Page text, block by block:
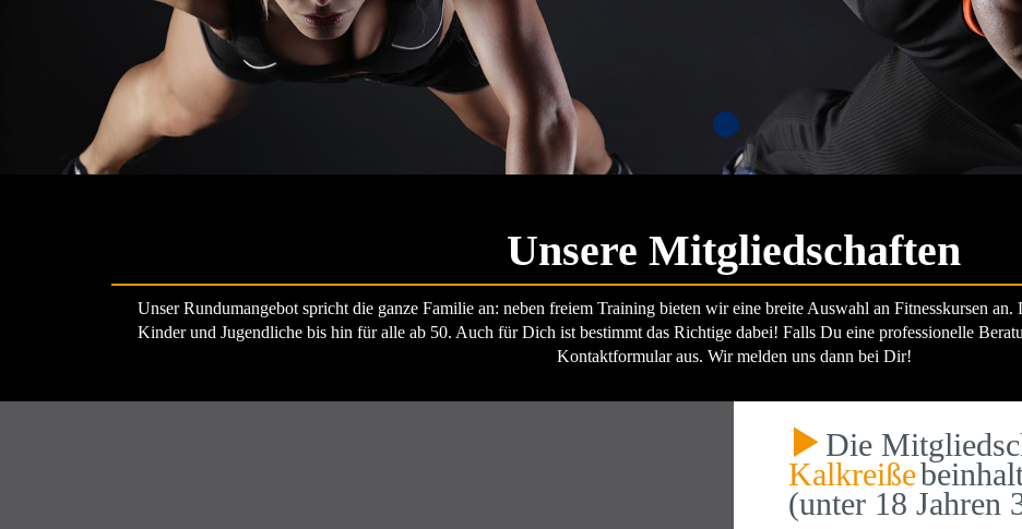
Unsere Mitgliedschaften
Unser Rundumangebot spricht die ganze Familie an: neben freiem Training bieten wir eine breite Auswahl an Fitnesskursen
Kinder und Jugendliche bis hin für alle ab 50. Auch für Dich ist bestimmt das Richtige dabei! Falls Du eine professionelle
Kontaktformular aus. Wir melden uns dann bei Dir!
Die
Kalkreiße
(unter 18 Jahren